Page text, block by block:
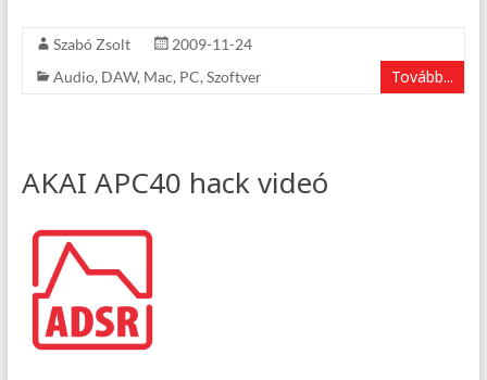
Szabó Zsolt
2009-11-24
Audio, DAW, Mac, PC, Szoftver Tovább...
AKAI APC40 hack videó